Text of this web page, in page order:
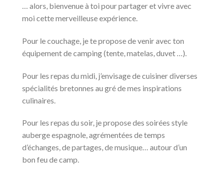
… alors, bienvenue à toi pour partager et vivre avec
moi cette merveilleuse expérience.
Pour le couchage, je te propose de venir avec ton
équipement de camping (tente, matelas, duvet …).
Pour les repas du midi, j’envisage de cuisiner diverses
spécialités bretonnes au gré de mes inspirations
culinaires.
Pour les repas du soir, je propose des soirées style
auberge espagnole, agrémentées de temps
d’échanges, de partages, de musique… autour d’un
bon feu de camp.